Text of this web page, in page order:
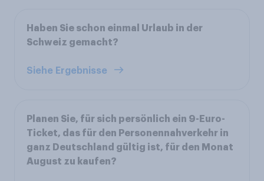
Haben Sie schon einmal Urlaub in der
Schweiz gemacht?
Siehe Ergebnisse
Planen Sie, für sich persönlich ein 9-Euro-
Ticket, das für den Personennahverkehr in
ganz Deutschland gültig ist, für den Monat
August zu kaufen?